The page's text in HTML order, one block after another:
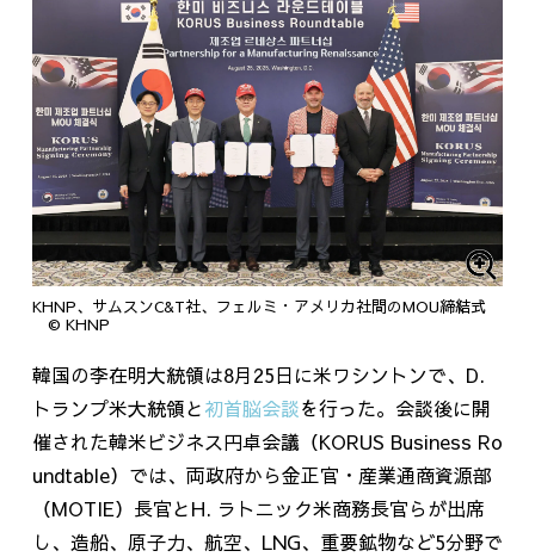
KHNP、サムスンC&T社、フェルミ・アメリカ社間のMOU締結式
© KHNP
韓国の李在明大統領は8月25日に米ワシントンで、 D.
トランプ米大統領と初首脳会談を行った。会談後に開
催された韓米ビジネス円卓会議（KORUS Business Ro
undtable）では、両政府から金正官・産業通商資源部
（MOTIE）長官とH. ラトニック米商務長官らが出席
し、造船、原子力、航空、 LNG、重要鉱物など5分野で